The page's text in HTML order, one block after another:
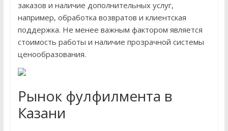
заказов и наличие дополнительных услуг,
например, обработка возвратов и клиентская
поддержка. Не менее важным фактором является
стоимость работы и наличие прозрачной системы
ценообразования.
Рынок фулфилмента в
Казани